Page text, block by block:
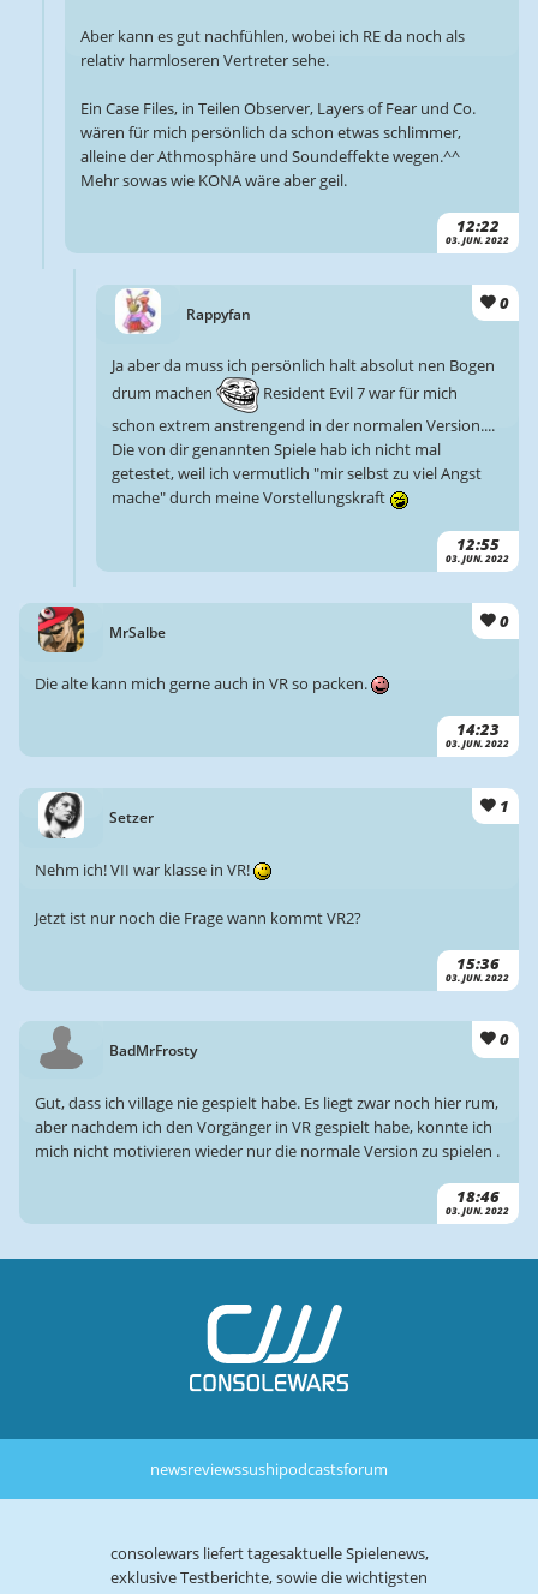
12:22
03. JUN. 2022
Aber kann es gut nachfühlen, wobei ich RE da noch als
relativ harmloseren Vertreter sehe.
Ein Case Files, in Teilen Observer, Layers of Fear und Co.
wären für mich persönlich da schon etwas schlimmer,
alleine der Athmosphäre und Soundeffekte wegen.^^
Mehr sowas wie KONA wäre aber geil.
Rappyfan
0
12:55
03. JUN. 2022
Ja aber da muss ich persönlich halt absolut nen Bogen
drum machen
Resident Evil 7 war für mich
schon extrem anstrengend in der normalen Version....
Die von dir genannten Spiele hab ich nicht mal
getestet, weil ich vermutlich "mir selbst zu viel Angst
mache" durch meine Vorstellungskraft
MrSalbe
0
14:23
03. JUN. 2022
Die alte kann mich gerne auch in VR so packen.
Setzer
1
15:36
03. JUN. 2022
Nehm ich! VII war klasse in VR!
Jetzt ist nur noch die Frage wann kommt VR2?
BadMrFrosty 0
18:46
03. JUN. 2022
Gut, dass ich village nie gespielt habe. Es liegt zwar noch hier rum,
aber nachdem ich den Vorgänger in VR gespielt habe, konnte ich
mich nicht motivieren wieder nur die normale Version zu spielen .
newsreviewssushipodcastsforum
consolewars liefert tagesaktuelle Spielenews,
exklusive Testberichte, sowie die wichtigsten